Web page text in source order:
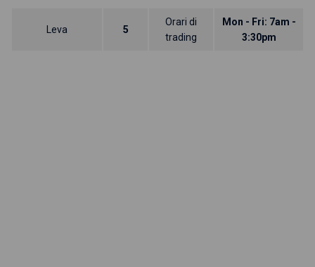
Leva 5
Orari di
trading
Mon - Fri: 7am -
3:30pm